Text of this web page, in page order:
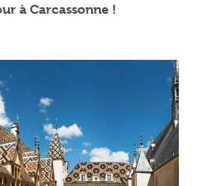
à Carcassonne !